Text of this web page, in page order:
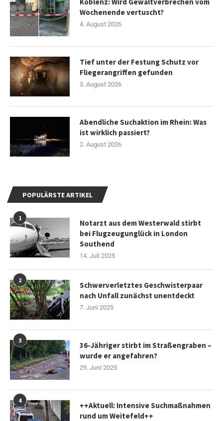
Wochenende vertuscht?
4. August 2026
Tief unter der Festung Schutz vor
Fliegerangriffen gefunden
3. August 2026
Abendliche Suchaktion im Rhein: Was
ist wirklich passiert?
2. August 2026
POPULÄRSTE ARTIKEL
1
Notarzt aus dem Westerwald stirbt
bei Flugzeugunglück in London
Southend
14. Juli 2025
2
Schwerverletztes Geschwisterpaar
nach Unfall zunächst unentdeckt
7. Juni 2025
3
36-Jähriger stirbt im Straßengraben –
wurde er angefahren?
29. Juni 2025
4
++Aktuell: Intensive Suchmaßnahmen
rund um Weitefeld++